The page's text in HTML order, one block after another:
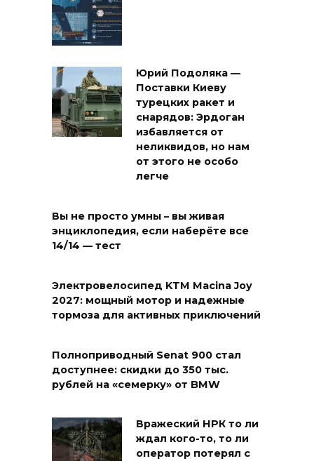
Юрий Подоляка —
Поставки Киеву
турецких ракет и
снарядов: Эрдоган
избавляется от
неликвидов, но нам
от этого не особо
легче
Вы не просто умны – вы живая
энциклопедия, если наберёте все
14/14 — тест
Электровелосипед KTM Macina Joy
2027: мощный мотор и надежные
тормоза для активных приключений
Полноприводный Senat 900 стал
доступнее: скидки до 350 тыс.
рублей на «семерку» от BMW
Вражеский НРК то ли
ждал кого-то, то ли
оператор потерял с